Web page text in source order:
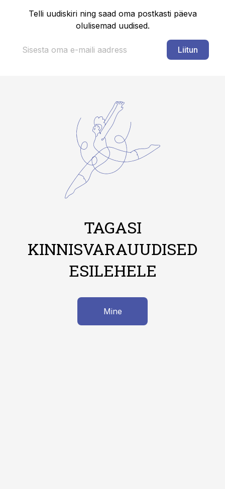
Telli uudiskiri ning saad oma postkasti päeva
olulisemad uudised.
Liitun
TAGASI
KINNISVARAUUDISED
ESILEHELE
Mine